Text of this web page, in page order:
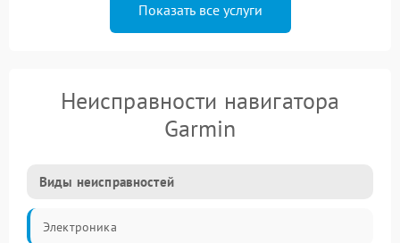
Показать все услуги
Неисправности навигатора
Garmin
Виды неисправностей
Электроника